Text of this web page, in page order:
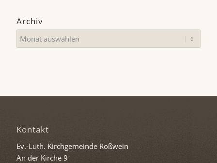
Archiv
Kontakt
Ev.-Luth. Kirchgemeinde Roßwein
An der Kirche 9